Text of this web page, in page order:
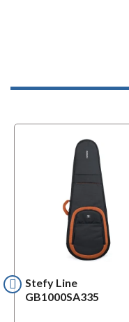
Stefy Line
GB1000SA335